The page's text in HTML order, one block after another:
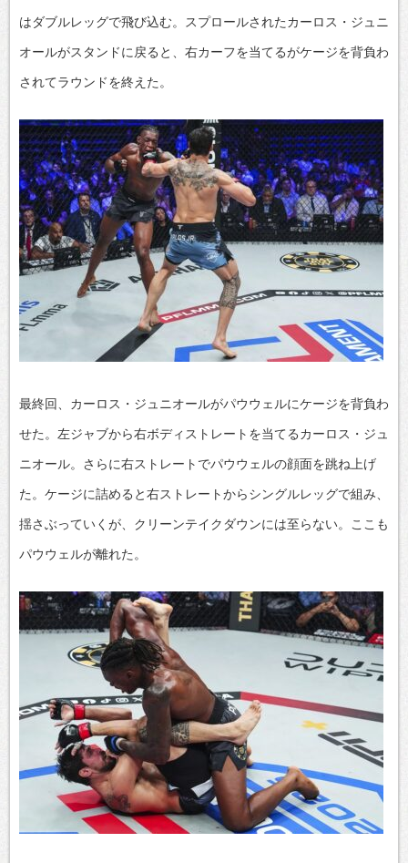
はダブルレッグで飛び込む。スプロールされたカーロス・ジュニ
オールがスタンドに戻ると、右カーフを当てるがケージを背負わ
されてラウンドを終えた。
最終回、カーロス・ジュニオールがパウウェルにケージを背負わ
せた。左ジャブから右ボディストレートを当てるカーロス・ジュ
ニオール。さらに右ストレートでパウウェルの顔面を跳ね上げ
た。ケージに詰めると右ストレートからシングルレッグで組み、
揺さぶっていくが、クリーンテイクダウンには至らない。ここも
パウウェルが離れた。